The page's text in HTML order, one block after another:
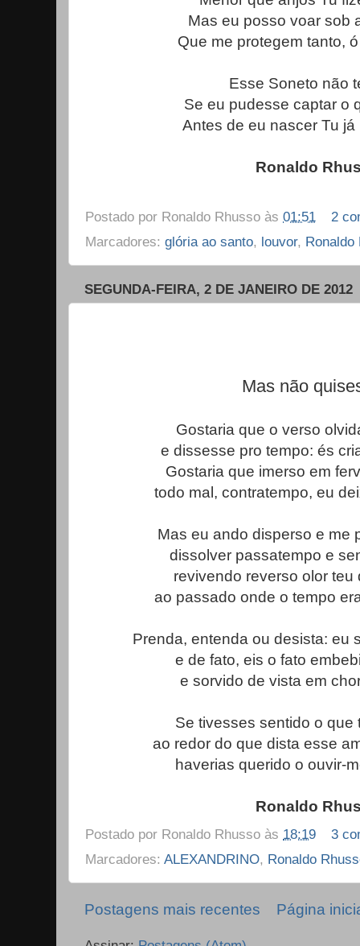
Mas eu posso voar sob
Que me protegem tanto,
Esse Soneto não
Se eu pudesse captar o
Antes de eu nascer Tu já
Ronaldo
Postado por Ronaldo Rhusso às 01:51
2
Marcadores: glória ao santo, louvor, Ronaldo
SEGUNDA-FEIRA, 2 DE JANEIRO DE 2012
Mas não
Gostaria que o verso
e dissesse pro tempo: és
Gostaria que imerso em
todo mal, contratempo, eu
Mas eu ando disperso e me
dissolver passatempo e
revivendo reverso olor teu
ao passado onde o tempo
Prenda, entenda ou desista: eu
e de fato, eis o fato
e sorvido de vista em
Se tivesses sentido o que
ao redor do que dista esse
haverias querido o ouvir-
Ronaldo
Postado por Ronaldo Rhusso às 18:19
3
Marcadores: ALEXANDRINO, Ronaldo
Postagens mais recentes Página